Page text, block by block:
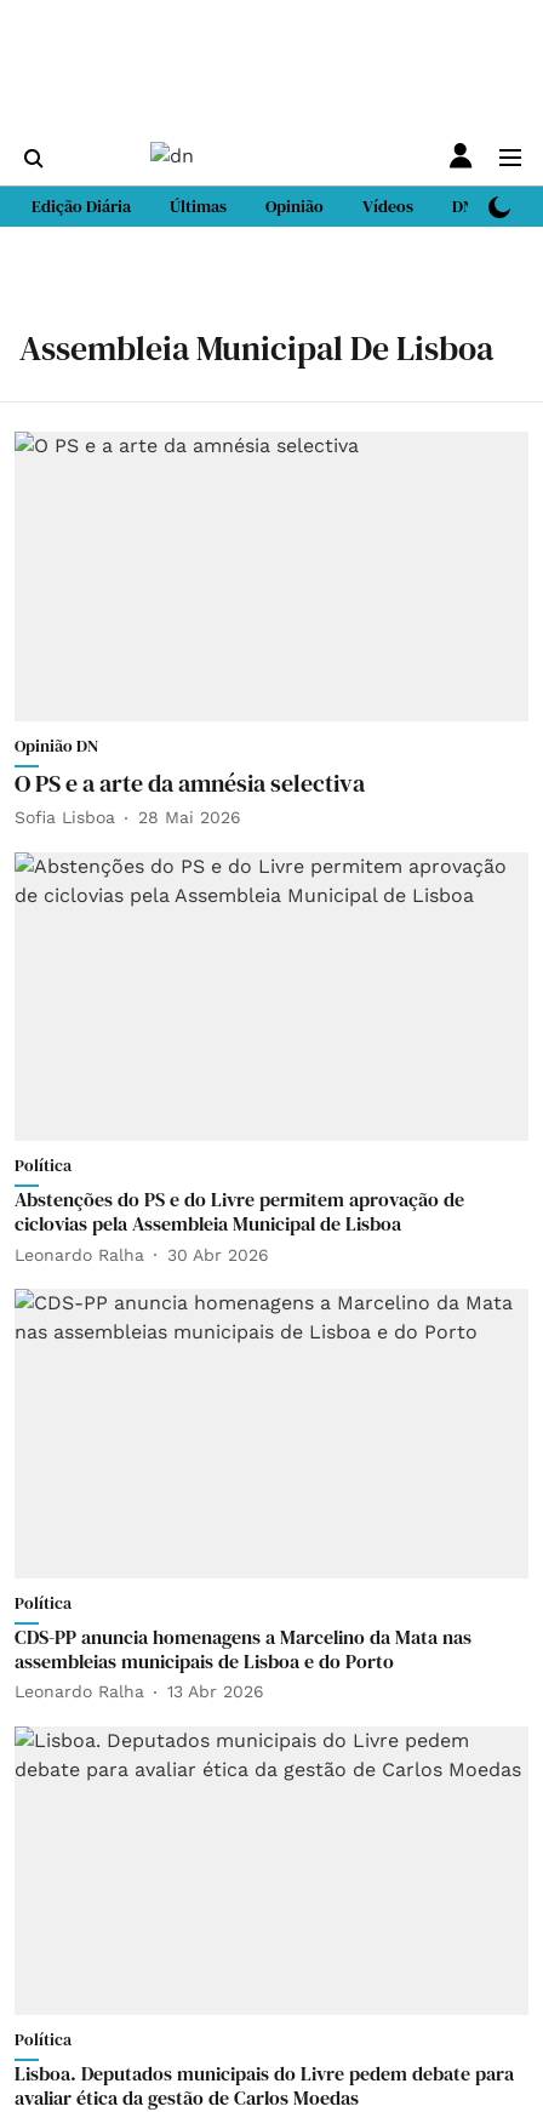
Edição Diária Últimas Opinião Vídeos DN Sport
Assembleia Municipal De Lisboa
Opinião DN
O PS e a arte da amnésia selectiva
Sofia Lisboa 28 Mai 2026
Política
Abstenções do PS e do Livre permitem aprovação de
ciclovias pela Assembleia Municipal de Lisboa
Leonardo Ralha 30 Abr 2026
Política
CDS-PP anuncia homenagens a Marcelino da Mata nas
assembleias municipais de Lisboa e do Porto
Leonardo Ralha 13 Abr 2026
Política
Lisboa. Deputados municipais do Livre pedem debate para
avaliar ética da gestão de Carlos Moedas